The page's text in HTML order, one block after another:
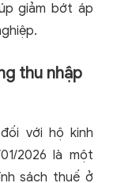
giảm bớt áp
thu nhập
với hộ kinh
2026 là một
sách thuế ở